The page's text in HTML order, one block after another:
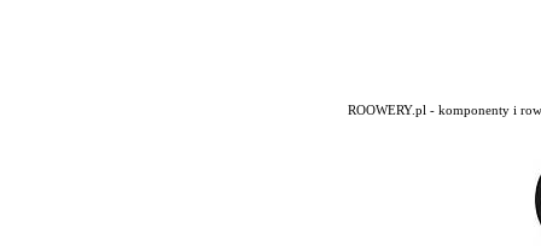
ROOWERY.pl - komponenty i